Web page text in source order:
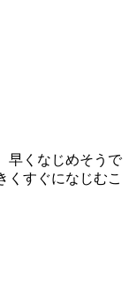
早くなじめそうで
くすぐになじむこ